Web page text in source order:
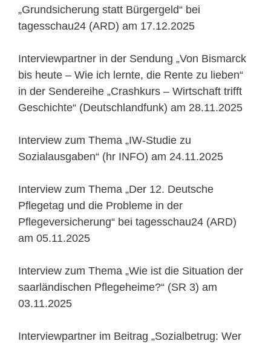
„Grundsicherung statt Bürgergeld“ bei
tagesschau24 (ARD) am 17.12.2025
Interviewpartner in der Sendung „Von Bismarck
bis heute – Wie ich lernte, die Rente zu lieben“
in der Sendereihe „Crashkurs – Wirtschaft trifft
Geschichte“ (Deutschlandfunk) am 28.11.2025
Interview zum Thema „IW-Studie zu
Sozialausgaben“ (hr INFO) am 24.11.2025
Interview zum Thema „Der 12. Deutsche
Pflegetag und die Probleme in der
Pflegeversicherung“ bei tagesschau24 (ARD)
am 05.11.2025
Interview zum Thema „Wie ist die Situation der
saarländischen Pflegeheime?“ (SR 3) am
03.11.2025
Interviewpartner im Beitrag „Sozialbetrug: Wer